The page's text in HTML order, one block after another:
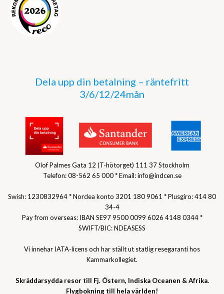
Dela upp din betalning – räntefritt
3/6/12/24mån
Olof Palmes Gata 12 (T-hötorget) 111 37 Stockholm
Telefon: 08-562 65 000 * Email: info@indcen.se
Swish: 1230832964 * Nordea konto 3201 180 9061 * Plusgiro: 414 80
34-4
Pay from overseas: IBAN SE97 9500 0099 6026 4148 0344 *
SWIFT/BIC: NDEASESS
Vi innehar IATA-licens och har ställt ut statlig resegaranti hos
Kammarkollegiet.
Skräddarsydda resor till Fj. Östern, Indiska Oceanen & Afrika.
Flygbokning till hela världen!